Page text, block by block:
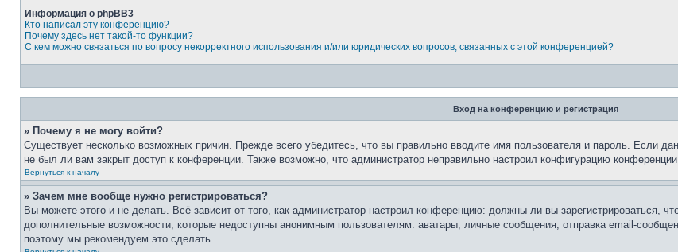
Информация о phpBB3
Кто написал эту конференцию?
Почему здесь нет такой-то функции?
С кем можно связаться по вопросу некорректного использования и/или юридических вопросов, связанных с этой конференцией?
Вход на конференцию и регистрация
» Почему я не могу войти?
Существует несколько возможных причин. Прежде всего убедитесь, что вы правильно вводите имя пользователя и пароль. Если
не был ли вам закрыт доступ к конференции. Также возможно, что администратор неправильно настроил конфигурацию
Вернуться к началу
» Зачем мне вообще нужно регистрироваться?
Вы можете этого и не делать. Всё зависит от того, как администратор настроил конференцию: должны ли вы зарегистрироваться,
дополнительные возможности, которые недоступны анонимным пользователям: аватары, личные сообщения, отправка email-
поэтому мы рекомендуем это сделать.